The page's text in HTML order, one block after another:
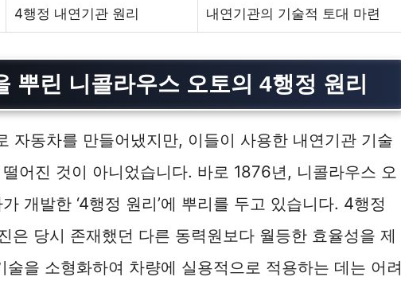
4행정 내연기관 원리 내연기관의 기술적 토대 마련
뿌린 니콜라우스 오토의 4행정 원리
자동차를 만들어냈지만, 이들이 사용한 내연기관 기술
어진 것이 아니었습니다. 바로 1876년, 니콜라우스 오
개발한 ‘4행정 원리’에 뿌리를 두고 있습니다. 4행정
은 당시 존재했던 다른 동력원보다 월등한 효율성을 제
을 소형화하여 차량에 실용적으로 적용하는 데는 어려